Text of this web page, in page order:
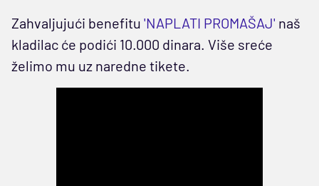
Zahvaljujući benefitu 'NAPLATI PROMAŠAJ' naš
kladilac će podići 10.000 dinara. Više sreće
želimo mu uz naredne tikete.